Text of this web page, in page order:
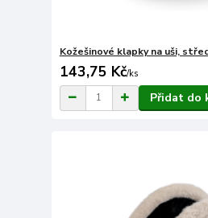
Kožešinové klapky na uši,
143,75 Kč/ks
Přidat do